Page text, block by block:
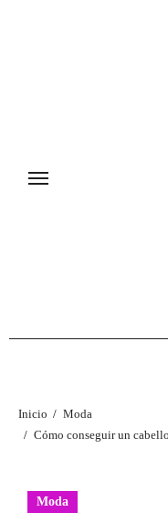
Inicio
Moda
Cómo conseguir un
Moda